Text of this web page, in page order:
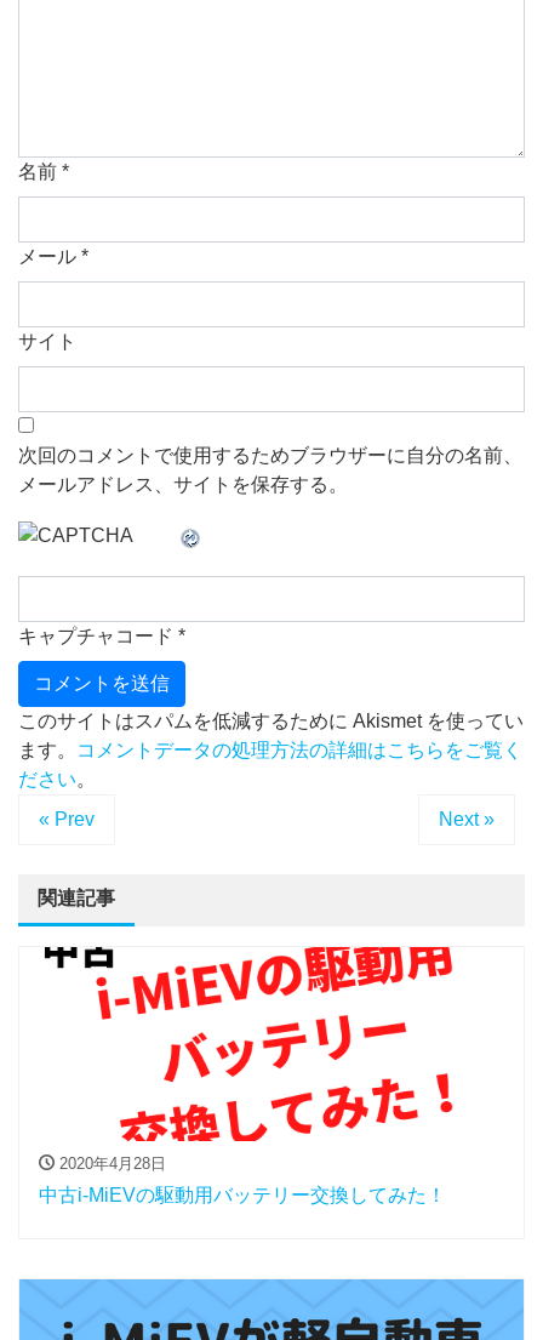
名前 *
メール *
サイト
次回のコメントで使用するためブラウザーに自分の名前、
メールアドレス、サイトを保存する。
キャプチャコード *
このサイトはスパムを低減するために Akismet を使ってい
ます。
コメントデータの処理方法の詳細はこちらをご覧く
ださい。
« Prev
Next »
関連記事
2020年4月28日
中古i-MiEVの駆動用バッテリー交換してみた！